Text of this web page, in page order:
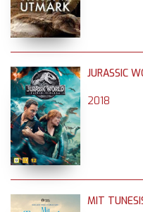
JURASSIC
2018
MIT